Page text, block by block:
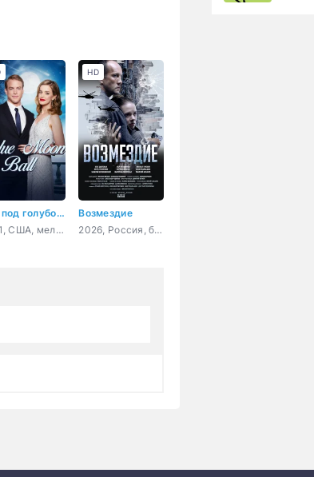
Бал под голубой луной
2021, США, мелодрама
Возмездие
2026, Россия, боевик, драма
HD